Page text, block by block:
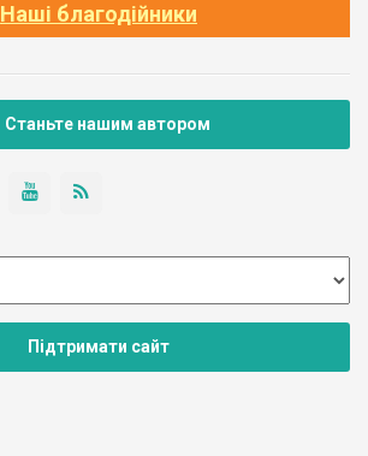
Наші благодійники
Станьте нашим автором
Підтримати сайт